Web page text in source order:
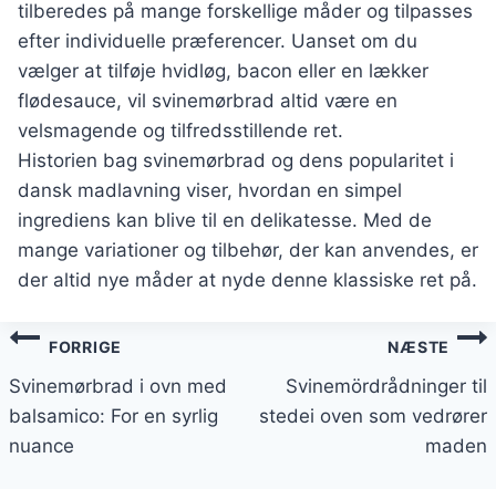
tilberedes på mange forskellige måder og tilpasses
efter individuelle præferencer. Uanset om du
vælger at tilføje hvidløg, bacon eller en lækker
flødesauce, vil svinemørbrad altid være en
velsmagende og tilfredsstillende ret.
Historien bag svinemørbrad og dens popularitet i
dansk madlavning viser, hvordan en simpel
ingrediens kan blive til en delikatesse. Med de
mange variationer og tilbehør, der kan anvendes, er
der altid nye måder at nyde denne klassiske ret på.
Indlægsnavigation
FORRIGE
Svinemørbrad i ovn med
balsamico: For en syrlig
nuance
NÆSTE
Svinemördrådninger til
stedei oven som vedrører
maden